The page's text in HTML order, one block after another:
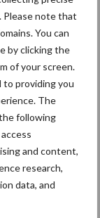
Please note that
You can
by clicking the
of your screen.
to providing you
The
following
and content,
research,
data, and
zijn team: “We
waarin
een
vrij snel een
wordt. Daar